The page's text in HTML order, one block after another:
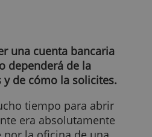
una cuenta bancaria
dependerá de la
y de cómo la solicites.